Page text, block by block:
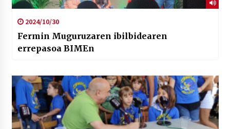
2024/10/30
Fermin Muguruzaren ibilbidearen
errepasoa BIMEn